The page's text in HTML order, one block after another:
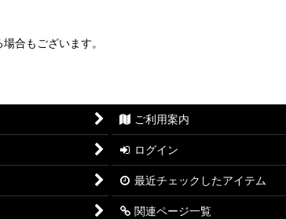
合もございます。
ご利用案内
ログイン
最近チェックしたアイテム
関連ページ一覧